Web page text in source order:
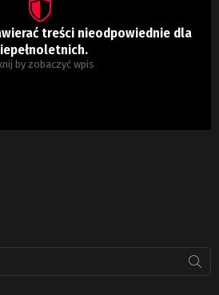
treści nieodpowiednie dla
by zobaczyć wpis